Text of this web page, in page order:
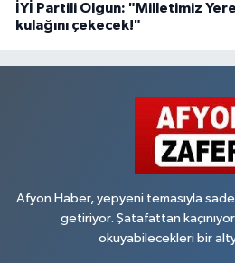
İYİ Partili Olgun: "Milletimiz
kulağını çekecek!"
Afyon Haber, yepyeni temasıyla
getiriyor. Şatafattan
okuyabilecekleri bir